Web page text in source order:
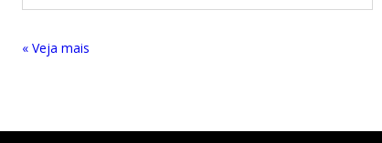
« Entradas Antigas